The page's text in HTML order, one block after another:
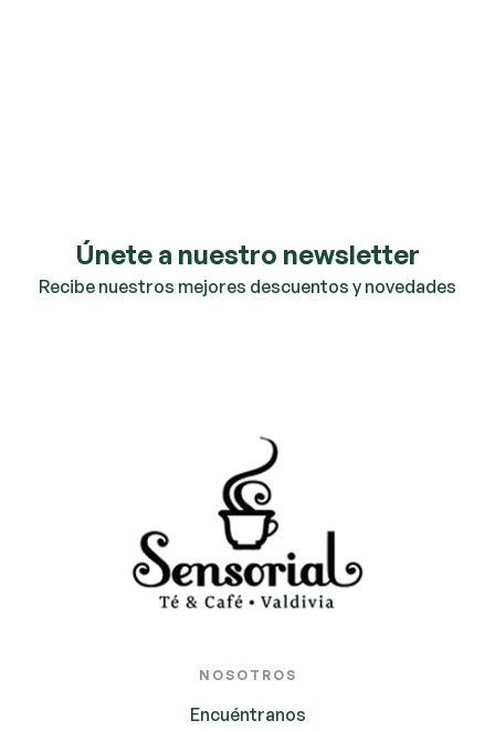
Únete a nuestro newsletter
Recibe nuestros mejores descuentos y novedades
NOSOTROS
Encuéntranos